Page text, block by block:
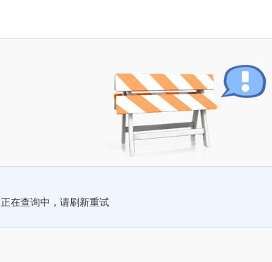
正在查询中，请刷新重试